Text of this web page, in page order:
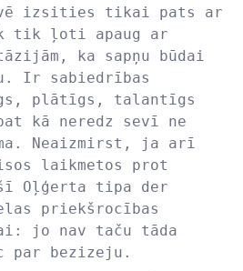
izsities tikai pats ar
tik ļoti apaug ar
ka sapņu būdai
Ir sabiedrības
plātīgs, talantīgs
kā neredz sevī ne
Neaizmirst, ja arī
laikmetos prot
Oļģerta tipa der
priekšrocības
jo nav taču tāda
par bezizeju.